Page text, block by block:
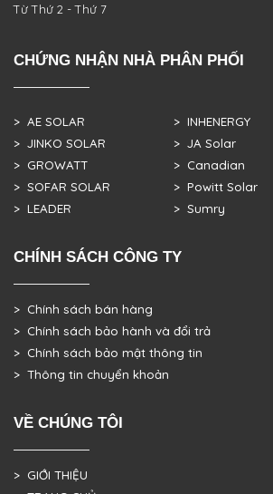
Từ Thứ 2 - Thứ 7
CHỨNG NHẬN NHÀ PHÂN PHỐI
> AE SOLAR
> JINKO SOLAR
> GROWATT
> SOFAR SOLAR
> LEADER
> INHENERGY
> JA Solar
> Canadian
> Powitt Solar
> Sumry
CHÍNH SÁCH CÔNG TY
> Chính sách bán hàng
> Chính sách bảo hành và đổi trả
> Chính sách bảo mật thông tin
> Thông tin chuyển khoản
VỀ CHÚNG TÔI
> GIỚI THIỆU